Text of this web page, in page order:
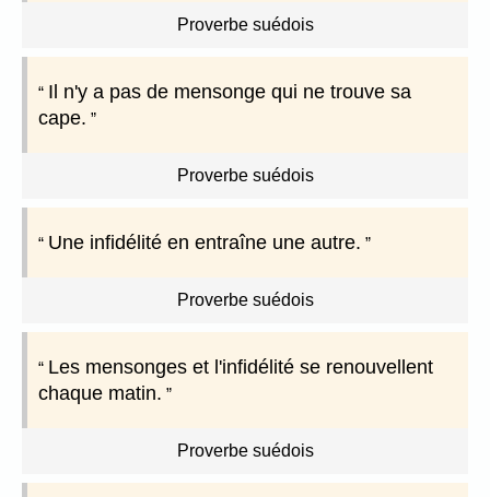
Proverbe suédois
Il n'y a pas de mensonge qui ne trouve sa
cape.
Proverbe suédois
Une infidélité en entraîne une autre.
Proverbe suédois
Les mensonges et l'infidélité se renouvellent
chaque matin.
Proverbe suédois